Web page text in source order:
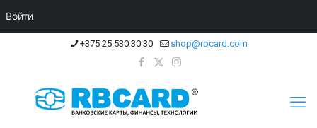
+375 25 530 30 30 shop@rbcard.com
Войти